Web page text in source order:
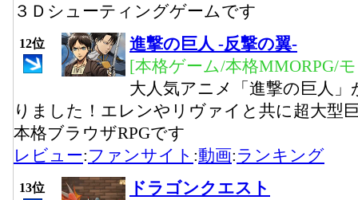
３Ｄシューティングゲームです
12位
進撃の巨人 -反撃の翼-
[本格ゲーム/本格MMORPG/
大人気アニメ「進撃の巨人
りました！エレンやリヴァイと共に超大型
本格ブラウザRPGです
レビュー:ファンサイト :動画:ランキング
13位
ドラゴンクエスト